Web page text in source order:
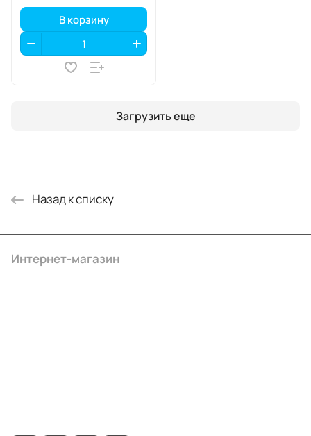
В корзину
Загрузить еще
Назад к списку
Интернет-магазин